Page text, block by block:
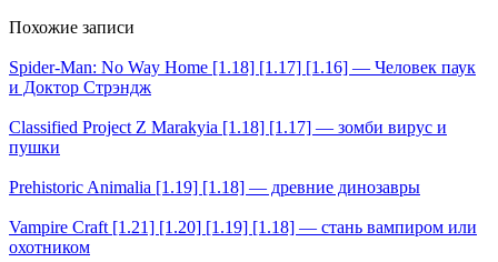
Похожие записи
Spider-Man: No Way Home [1.18] [1.17] [1.16] — Человек паук
и Доктор Стрэндж
Classified Project Z Marakyia [1.18] [1.17] — зомби вирус и
пушки
Prehistoric Animalia [1.19] [1.18] — древние динозавры
Vampire Craft [1.21] [1.20] [1.19] [1.18] — стань вампиром или
охотником